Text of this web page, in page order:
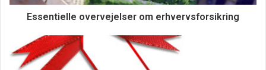
Essentielle overvejelser om erhvervsforsikring